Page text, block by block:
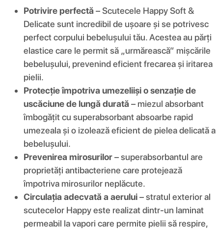
Potrivire perfectă – Scutecele Happy Soft &
Delicate sunt incredibil de ușoare și se potrivesc
perfect corpului bebelușului tău. Acestea au părți
elastice care le permit să „urmărească” mișcările
bebelușului, prevenind eficient frecarea și iritarea
pielii.
Protecție împotriva umezeliiși o senzație de
uscăciune de lungă durată – miezul absorbant
îmbogățit cu superabsorbant absoarbe rapid
umezeala și o izolează eficient de pielea delicată a
bebelușului.
Prevenirea mirosurilor– superabsorbantul are
proprietăți antibacteriene care protejează
împotriva mirosurilor neplăcute.
Circulația adecvată a aerului– stratul exterior al
scutecelor Happy este realizat dintr-un laminat
permeabil la vapori care permite pielii să respire,